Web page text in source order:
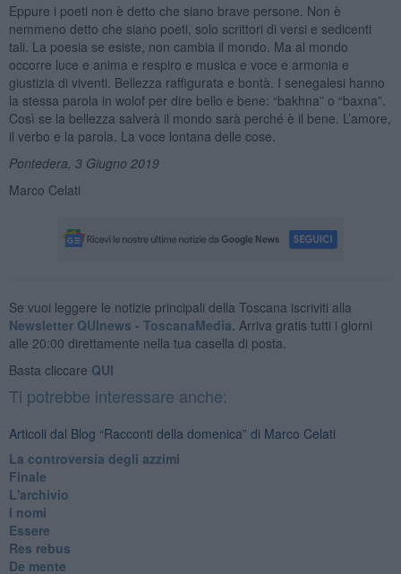
Eppure i poeti non è detto che siano brave persone. Non è
nemmeno detto che siano poeti, solo scrittori di versi e sedicenti
tali. La poesia se esiste, non cambia il mondo. Ma al mondo
occorre luce e anima e respiro e musica e voce e armonia e
giustizia di viventi. Bellezza raffigurata e bontà. I senegalesi hanno
la stessa parola in wolof per dire bello e bene: “bakhna” o “baxna”.
Così se la bellezza salverà il mondo sarà perché è il bene. L’amore,
il verbo e la parola. La voce lontana delle cose.
Pontedera, 3 Giugno 2019
Marco Celati
Se vuoi leggere le notizie principali della Toscana iscriviti alla
Newsletter QUInews - ToscanaMedia. Arriva gratis tutti i giorni
alle 20:00 direttamente nella tua casella di posta.
Basta cliccare QUI
Ti potrebbe interessare anche:
Articoli dal Blog “Racconti della domenica” di Marco Celati
La controversia degli azzimi
Finale
L'archivio
I nomi
Essere
Res rebus
De mente